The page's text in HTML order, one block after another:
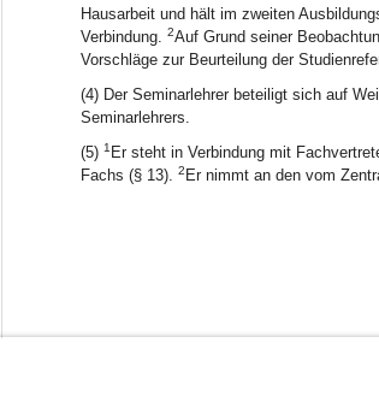
Hausarbeit und hält im zweiten
Verbindung. 2Auf Grund seiner
Vorschläge zur Beurteilung der
(4) Der Seminarlehrer beteiligt sich auf
Seminarlehrers.
(5) 1 Er steht in Verbindung mit
Fachs (§ 13). 2 Er nimmt an den vom